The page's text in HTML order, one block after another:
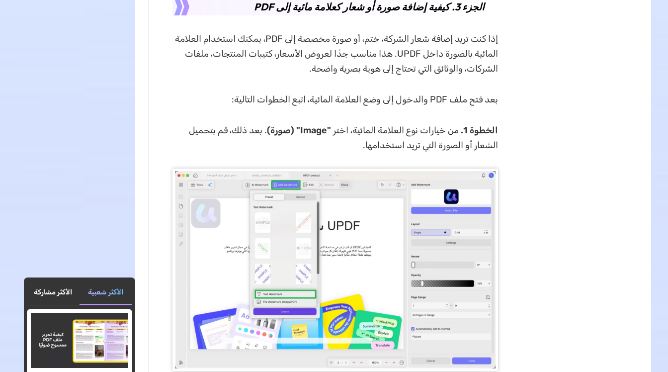
الجزء 3. كيفية إضافة صورة أو شعار كعلامة مائية إلى PDF
إذا كنت تريد إضافة شعار الشركة، ختم، أو صورة مخصصة إلى PDF، يمكنك استخدام العلامة
المائية بالصورة داخل UPDF. هذا مناسب جدًا لعروض الأسعار، كتيبات المنتجات، ملفات
الشركات، والوثائق التي تحتاج إلى هوية بصرية واضحة.
بعد فتح ملف PDF والدخول إلى وضع العلامة المائية، اتبع الخطوات التالية:
الخطوة 1. من خيارات نوع العلامة المائية، اختر "Image" (صورة)
. بعد ذلك، قم بتحميل
الشعار أو الصورة التي تريد استخدامها.
الأكثر شعبية الأكثر مشاركة